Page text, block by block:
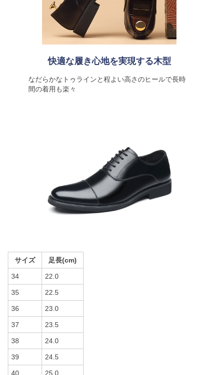
快適な履き心地を実現する木型
なだらかなトゥラインと程よい高さのヒールで長時
間の着用も楽々
サイズ 足長(cm)
34 22.0
35 22.5
36 23.0
37 23.5
38 24.0
39 24.5
40 25.0